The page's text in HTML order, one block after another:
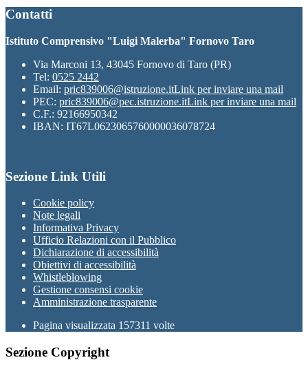
Contatti
Istituto Comprensivo "Luigi Malerba" Fornovo Taro
Via Marconi 13, 43045 Fornovo di Taro (PR)
Tel: 0525 2442
Email: pric839006@istruzione.itLink per inviare una mail
PEC: pric839006@pec.istruzione.itLink per inviare una mail
C.F.: 92166950342
IBAN: IT67L0623065760000036078724
Sezione Link Utili
Cookie policy
Note legali
Informativa Privacy
Ufficio Relazioni con il Pubblico
Dichiarazione di accessibilità
Obiettivi di accessibilità
Whistleblowing
Gestione consensi cookie
Amministrazione trasparente
Pagina visualizzata 157311 volte
Sezione Copyright